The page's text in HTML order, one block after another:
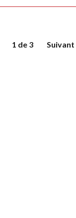
1 de 3 Suivant